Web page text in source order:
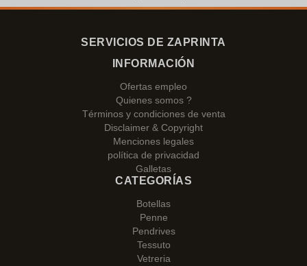
SERVICIOS DE ZAPRINTA
INFORMACIÓN
Ofertas empleo
Quienes somos ?
Términos y condiciones de venta
Disclaimer & Copyright
Menciones legales
política de privacidad
Galletas
CATEGORÍAS
Botellas
Penne
Pendrives
Tessuto
Vetreria